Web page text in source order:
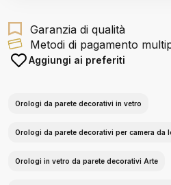
Garanzia di qualità
Metodi di pagamento
Aggiungi ai preferiti
Orologi da parete decorativi in vetro
Orologi da parete decorativi per camera da
Orologi in vetro da parete decorativi Arte